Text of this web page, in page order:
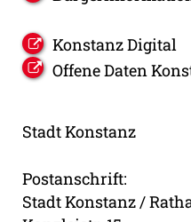
Konstanz Digital
Offene Daten
Stadt Konstanz
Postanschrift:
Stadt Konstanz /